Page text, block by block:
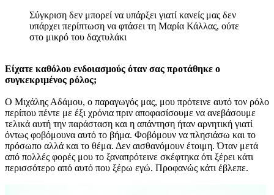
Σύγκριση δεν μπορεί να υπάρξει γιατί κανείς μας δεν
υπάρχει περίπτωση να φτάσει τη Μαρία Κάλλας, ούτε
στο μικρό του δαχτυλάκι
Είχατε καθόλου ενδοιασμούς όταν σας προτάθηκε ο
συγκεκριμένος ρόλος;
Ο Μιχάλης Αδάμου, ο παραγωγός μας, μου πρότεινε αυτό τον ρόλο
περίπου πέντε με έξι χρόνια πριν αποφασίσουμε να ανεβάσουμε
τελικά αυτή την παράσταση και η απάντηση ήταν αρνητική γιατί
όντως φοβόμουνα αυτό το βήμα. Φοβόμουν να πλησιάσω και το
πρόσωπο αλλά και το θέμα. Δεν αισθανόμουν έτοιμη. Όταν μετά
από πολλές φορές μου το ξαναπρότεινε σκέφτηκα ότι ξέρει κάτι
περισσότερο από αυτό που ξέρω εγώ. Προφανώς κάτι έβλεπε.